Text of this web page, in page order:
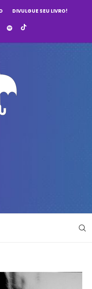
DIVULGUE SEU LIVRO!